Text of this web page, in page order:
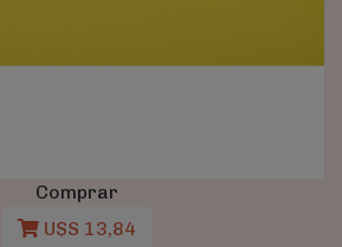
Comprar
U$S 13,84